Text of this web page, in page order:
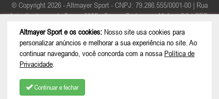
© Copyright 2026 - Altmayer Sport - CNPJ: 79.286.555/0001-00 | Rua
Apicultor Leonardo Sauer, 2055 - Campo Da Lança - Mafra - SC | CEP:
Altmayer Sport e os cookies: Nosso site usa cookies para
personalizar anúncios e melhorar a sua experiência no site. Ao
continuar navegando, você concorda com a nossa Política de
Privacidade
Continuar e fechar